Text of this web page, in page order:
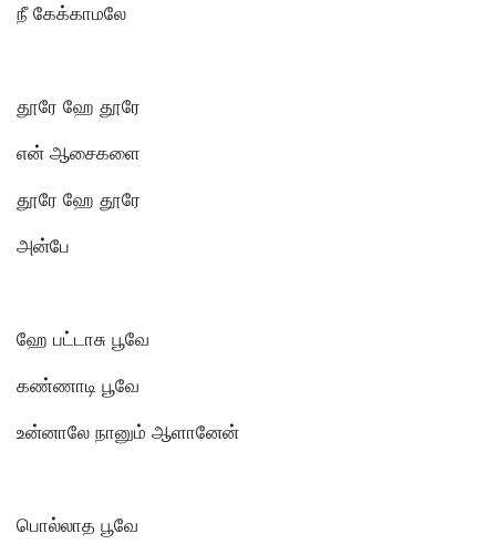
நீ கேக்காமலே
தூரே ஹே தூரே
என் ஆசைகளை
தூரே ஹே தூரே
அன்பே
ஹே பட்டாசு பூவே
கண்ணாடி பூவே
உன்னாலே நானும் ஆளானேன்
பொல்லாத பூவே